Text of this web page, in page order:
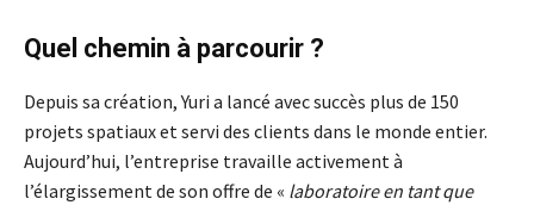
Quel chemin à parcourir ?
Depuis sa création, Yuri a lancé avec succès plus de 150
projets spatiaux et servi des clients dans le monde entier.
Aujourd’hui, l’entreprise travaille activement à
l’élargissement de son offre de « laboratoire en tant que